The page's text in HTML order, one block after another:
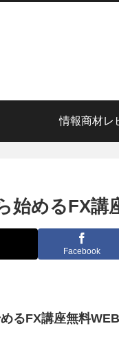
情報商材レ
始めるFX
Facebook
るFX講座無料